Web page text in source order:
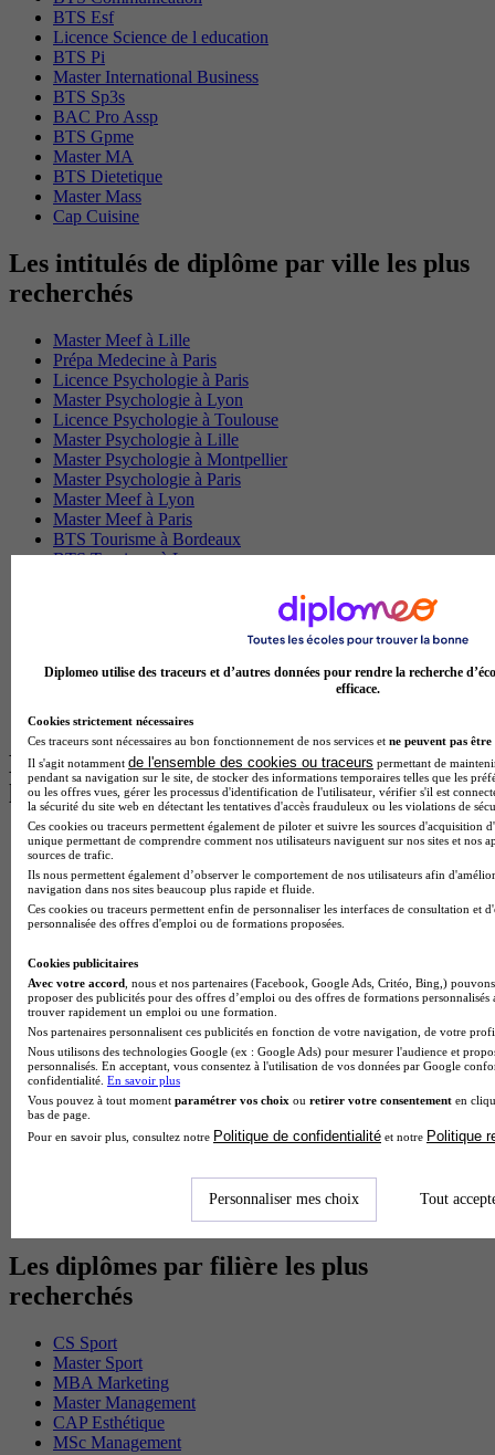
BTS Esf
Licence Science de l education
BTS Pi
Master International Business
BTS Sp3s
BAC Pro Assp
BTS Gpme
Master MA
BTS Dietetique
Master Mass
Cap Cuisine
Les intitulés de diplôme par ville les plus
recherchés
Master Meef à Lille
Prépa Medecine à Paris
Licence Psychologie à Paris
Master Psychologie à Lyon
Licence Psychologie à Toulouse
Master Psychologie à Lille
Master Psychologie à Montpellier
Master Psychologie à Paris
Master Meef à Lyon
Master Meef à Paris
BTS Tourisme à Bordeaux
BTS Tourisme à Lyon
Master Psychologie à Angers
BTS Ndrc à Lyon
Les intitulés de diplôme par alternance
les plus recherchés
BTS Esf en alternance
BTS Dietetique en alternance
BTS Mco en alternance
BTS Pi en alternance
BTS Sp3s en alternance
BTS Ndrc en alternance
BTS Sam en alternance
Cap Fleuriste en alternance
BTS Sio en alternance
MSc Marketing Digital en alternance
BTS Gpme en alternance
Cap Electricien en alternance
BTS Gpn en alternance
BTS Domotique en alternance
BAC Pro Agora en alternance
BTS Iris en alternance
BTS Tpl en alternance
BTS Ati en alternance
Les diplômes par filière les plus
recherchés
CS Sport
Master Sport
MBA Marketing
Master Management
CAP Esthétique
MSc Management
Diplomeo utilise des traceurs et d’autres données pour rendre la recherche
efficace.
Cookies strictement nécessaires
Ces traceurs sont nécessaires au bon fonctionnement de nos services et ne peuvent pas être
Il s'agit notamment de l'ensemble des cookies ou traceurs permettant de
pendant sa navigation sur le site, de stocker des informations temporaires telles que les
ou les offres vues, gérer les processus d'identification de l'utilisateur, vérifier s'il est
la sécurité du site web en détectant les tentatives d'accès frauduleux ou les violations de
Ces cookies ou traceurs permettent également de piloter et suivre les sources d'acquisition
unique permettant de comprendre comment nos utilisateurs naviguent sur nos sites et nos
sources de trafic.
Ils nous permettent également d’observer le comportement de nos utilisateurs afin
navigation dans nos sites beaucoup plus rapide et fluide.
Ces cookies ou traceurs permettent enfin de personnaliser les interfaces de consultation et
personnalisée des offres d'emploi ou de formations proposées.
Cookies publicitaires
Avec votre accord , nous et nos partenaires (Facebook, Google Ads, Critéo, Bing,)
proposer des publicités pour des offres d’emploi ou des offres de formations
trouver rapidement un emploi ou une formation.
Nos partenaires personnalisent ces publicités en fonction de votre navigation, de votre
Nous utilisons des technologies Google (ex : Google Ads) pour mesurer l'audience et
personnalisés. En acceptant, vous consentez à l'utilisation de vos données par Google
confidentialité. En savoir plus
Vous pouvez à tout moment paramétrer vos choix ou retirer votre consentement en
bas de page.
Pour en savoir plus, consultez notre Politique de confidentialité et notre Politique
Personnaliser mes choix Tout